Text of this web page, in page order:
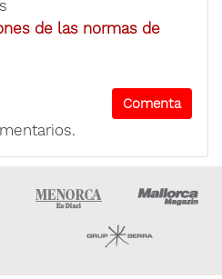
de las normas de
Ultima hora Ibiza Menorca • Es Diari